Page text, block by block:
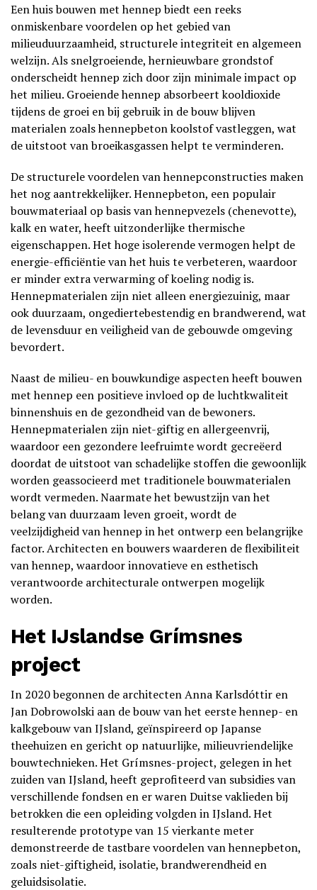
Een huis bouwen met hennep biedt een reeks
onmiskenbare voordelen op het gebied van
milieuduurzaamheid, structurele integriteit en algemeen
welzijn. Als snelgroeiende, hernieuwbare grondstof
onderscheidt hennep zich door zijn minimale impact op
het milieu. Groeiende hennep absorbeert kooldioxide
tijdens de groei en bij gebruik in de bouw blijven
materialen zoals hennepbeton koolstof vastleggen, wat
de uitstoot van broeikasgassen helpt te verminderen.
De structurele voordelen van hennepconstructies maken
het nog aantrekkelijker. Hennepbeton, een populair
bouwmateriaal op basis van hennepvezels (chenevotte),
kalk en water, heeft uitzonderlijke thermische
eigenschappen. Het hoge isolerende vermogen helpt de
energie-efficiëntie van het huis te verbeteren, waardoor
er minder extra verwarming of koeling nodig is.
Hennepmaterialen zijn niet alleen energiezuinig, maar
ook duurzaam, ongediertebestendig en brandwerend, wat
de levensduur en veiligheid van de gebouwde omgeving
bevordert.
Naast de milieu- en bouwkundige aspecten heeft bouwen
met hennep een positieve invloed op de luchtkwaliteit
binnenshuis en de gezondheid van de bewoners.
Hennepmaterialen zijn niet-giftig en allergeenvrij,
waardoor een gezondere leefruimte wordt gecreëerd
doordat de uitstoot van schadelijke stoffen die gewoonlijk
worden geassocieerd met traditionele bouwmaterialen
wordt vermeden. Naarmate het bewustzijn van het
belang van duurzaam leven groeit, wordt de
veelzijdigheid van hennep in het ontwerp een belangrijke
factor. Architecten en bouwers waarderen de flexibiliteit
van hennep, waardoor innovatieve en esthetisch
verantwoorde architecturale ontwerpen mogelijk
worden.
Het IJslandse Grímsnes
project
In 2020 begonnen de architecten Anna Karlsdóttir en
Jan Dobrowolski aan de bouw van het eerste hennep- en
kalkgebouw van IJsland, geïnspireerd op Japanse
theehuizen en gericht op natuurlijke, milieuvriendelijke
bouwtechnieken. Het Grímsnes-project, gelegen in het
zuiden van IJsland, heeft geprofiteerd van subsidies van
verschillende fondsen en er waren Duitse vaklieden bij
betrokken die een opleiding volgden in IJsland. Het
resulterende prototype van 15 vierkante meter
demonstreerde de tastbare voordelen van hennepbeton,
zoals niet-giftigheid, isolatie, brandwerendheid en
geluidsisolatie.